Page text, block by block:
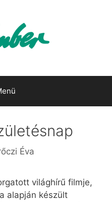
Éva
világhírű filmje,
alapján készült